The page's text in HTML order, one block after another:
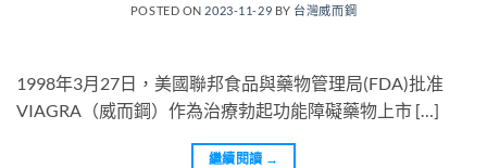
POSTED ON 2023-11-29 BY 台灣威而鋼
1998年3月27日，美國聯邦食品與藥物管理局(FDA)批准
VIAGRA（威而鋼）作為治療勃起功能障礙藥物上市 […]
繼續閱讀 →